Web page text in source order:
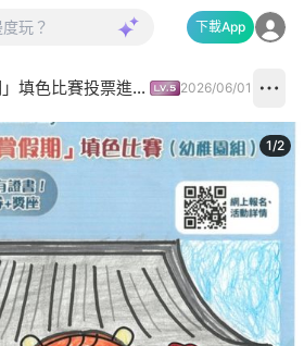
下載App
「我的Chill賞假期」填色比賽投票進行中✅ 2026/06/01
1/2